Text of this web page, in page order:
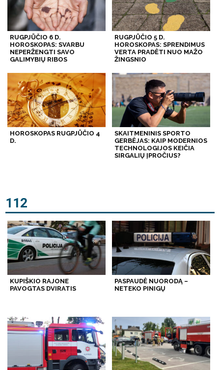
RUGPJŪČIO 6 D.
HOROSKOPAS: SVARBU
NEPERŽENGTI SAVO
GALIMYBIŲ RIBOS
RUGPJŪČIO 5 D.
HOROSKOPAS: SPRENDIMUS
VERTA PRADĖTI NUO MAŽO
ŽINGSNIO
HOROSKOPAS RUGPJŪČIO 4
D.
SKAITMENINIS SPORTO
GERBĖJAS: KAIP MODERNIOS
TECHNOLOGIJOS KEIČIA
SIRGALIŲ ĮPROČIUS?
112
KUPIŠKIO RAJONE
PAVOGTAS DVIRATIS
PASPAUDĖ NUORODĄ –
NETEKO PINIGŲ